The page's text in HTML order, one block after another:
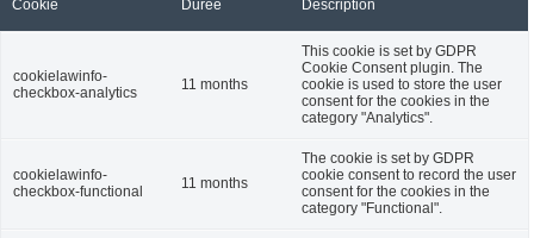
Cookie Durée Description
cookielawinfo-
checkbox-analytics
11 months
This cookie is set by GDPR
Cookie Consent plugin. The
cookie is used to store the user
consent for the cookies in the
category "Analytics".
cookielawinfo-
checkbox-functional
11 months
The cookie is set by GDPR
cookie consent to record the user
consent for the cookies in the
category "Functional".